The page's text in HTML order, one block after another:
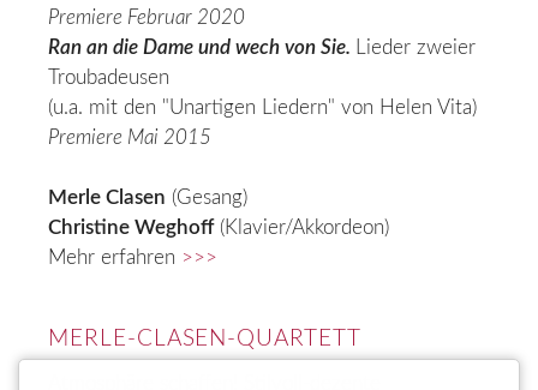
Premiere Februar 2020
Ran an die Dame und wech von Sie.
Lieder zweier
Troubadeusen
(u.a. mit den "Unartigen Liedern" von Helen Vita)
Premiere Mai 2015
Merle Clasen (Gesang)
Christine Weghoff(Klavier/Akkordeon)
Mehr erfahren >>>
MERLE-CLASEN-QUARTETT